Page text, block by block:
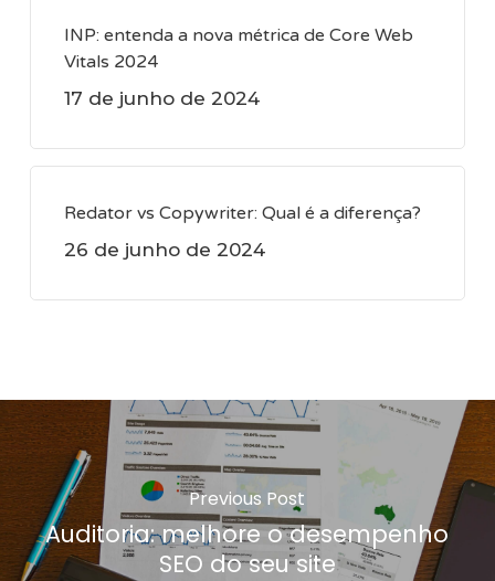
INP: entenda a nova métrica de Core Web
Vitals 2024
17 de junho de 2024
Redator vs Copywriter: Qual é a diferença?
26 de junho de 2024
Previous Post
Auditoria: melhore o desempenho
SEO do seu site